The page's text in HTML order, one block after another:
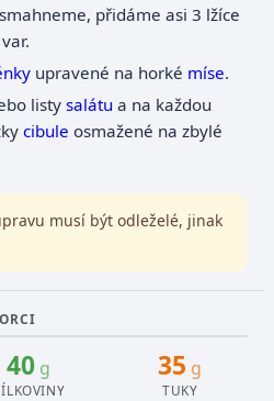
přidáme asi 3 lžíce
upravené na horké míse.
listysalátu a na každou
cibule osmažené na zbylé
musí být odleželé, jinak
40g 35 g
TUKY